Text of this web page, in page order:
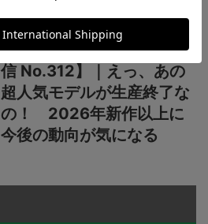
菊地吉正の【ロレックス通
信 No.312】｜えっ、あの
超人気モデルが生産終了な
の！ 2026年新作以上に
今後の動向が気になる